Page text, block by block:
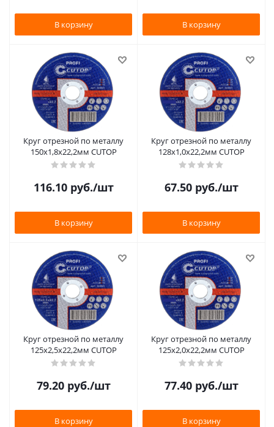
В корзину В корзину
Круг отрезной по металлу
150х1,8х22,2мм CUTOP
116.10руб./шт
В корзину
Круг отрезной по металлу
128х1,0х22,2мм CUTOP
67.50руб./шт
В корзину
Круг отрезной по металлу
125х2,5х22,2мм CUTOP
79.20руб./шт
В корзину
Круг отрезной по металлу
125х2,0х22,2мм CUTOP
77.40руб./шт
В корзину